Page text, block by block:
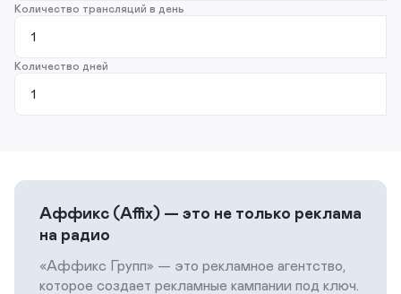
Количество трансляций в день
Количество дней
Аффикс (Affix) — это не только реклама
на радио
«Аффикс Групп» — это рекламное агентство,
которое создает рекламные кампании под ключ.